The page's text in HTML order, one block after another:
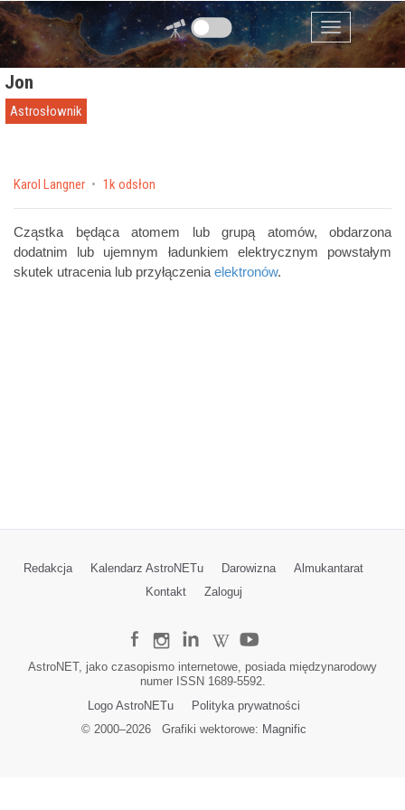
Przejdź do zawartości
Menu
Jon
Astrosłownik
by
Karol Langner 1k odsłon
Cząstka będąca atomem lub grupą atomów, obdarzona
dodatnim lub ujemnym ładunkiem elektrycznym powstałym
skutek utracenia lub przyłączenia elektronów.
Redakcja Kalendarz AstroNETu Darowizna
Almukantarat
Kontakt
Zaloguj
AstroNET, jako czasopismo internetowe, posiada międzynarodowy
numer ISSN 1689-5592.
Logo AstroNETu
Polityka prywatności
© 2000–2026Grafiki wektorowe: Magnific